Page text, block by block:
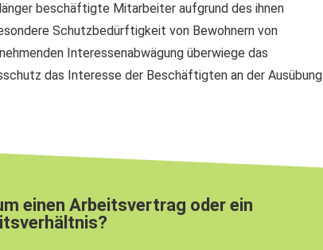
beschäftigte Mitarbeiter aufgrund des ihnen
Schutzbedürftigkeit von Bewohnern von
Interessenabwägung überwiege das
das Interesse der Beschäftigten an der Ausübung
einen Arbeitsvertrag oder ein